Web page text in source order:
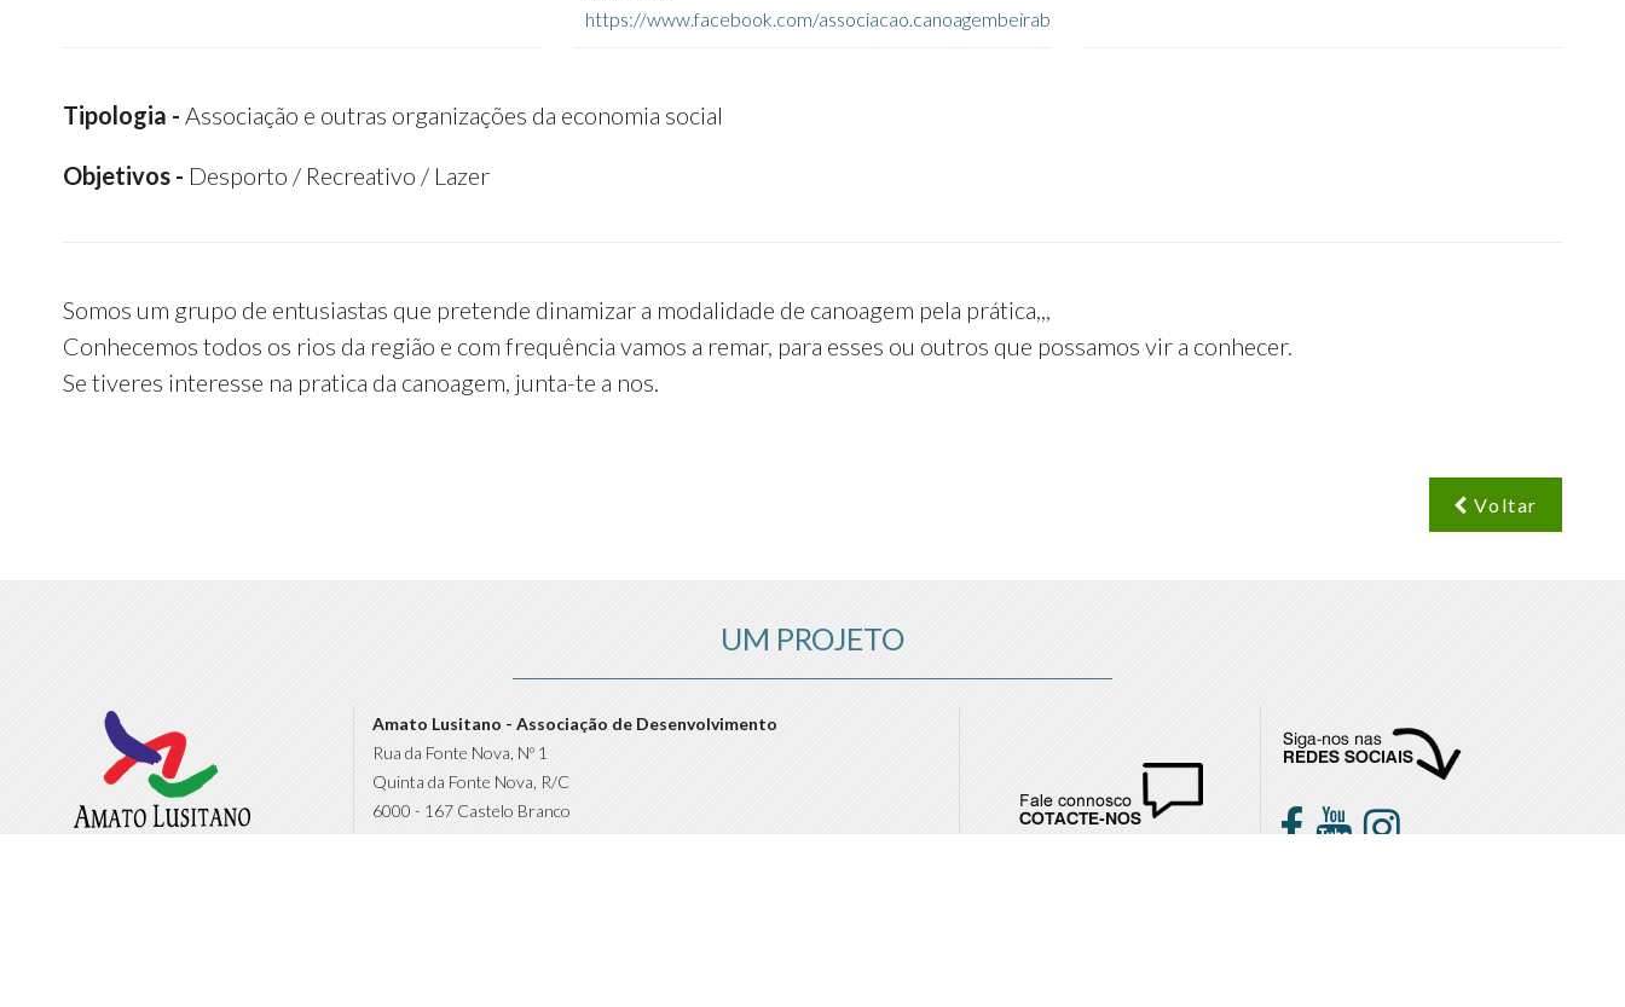
https://www.facebook.com/associacao.canoagembeirabaixa.5
Tipologia - Associação e outras organizações da economia social
Objetivos - Desporto / Recreativo / Lazer
Somos um grupo de entusiastas que pretende dinamizar a modalidade de canoagem pela prática,,,
Conhecemos todos os rios da região e com frequência vamos a remar, para esses ou outros que possamos vir a conhecer.
Se tiveres interesse na pratica da canoagem, junta-te a nos.
Voltar
UM PROJETO
Amato Lusitano - Associação de Desenvolvimento
Rua da Fonte Nova, Nº 1
Quinta da Fonte Nova, R/C
6000 - 167 Castelo Branco